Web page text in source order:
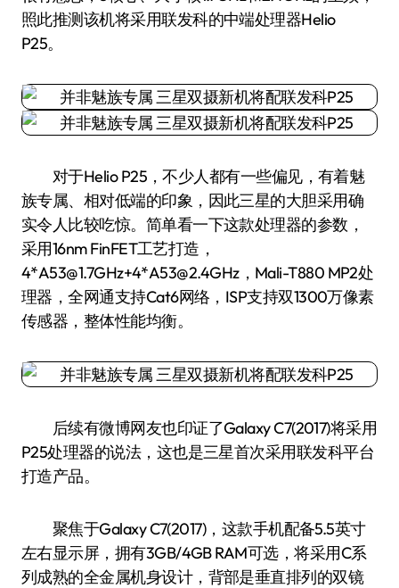
照此推测该机将采用联发科的中端处理器Helio
P25。
对于Helio P25，不少人都有一些偏见，有着魅
族专属、相对低端的印象，因此三星的大胆采用确
实令人比较吃惊。简单看一下这款处理器的参数，
采用16nm FinFET工艺打造，
4*A53@1.7GHz+4*A53@2.4GHz，Mali-T880 MP2处
理器，全网通支持Cat6网络，ISP支持双1300万像素
传感器，整体性能均衡。
后续有微博网友也印证了Galaxy C7(2017)将采用
P25处理器的说法，这也是三星首次采用联发科平台
打造产品。
聚焦于Galaxy C7(2017)，这款手机配备5.5英寸
左右显示屏，拥有3GB/4GB RAM可选，将采用C系
列成熟的全金属机身设计，背部是垂直排列的双镜